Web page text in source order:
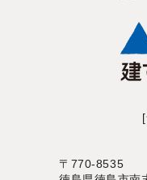
〒770-8535